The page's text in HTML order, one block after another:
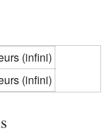
(infini)
(infini)